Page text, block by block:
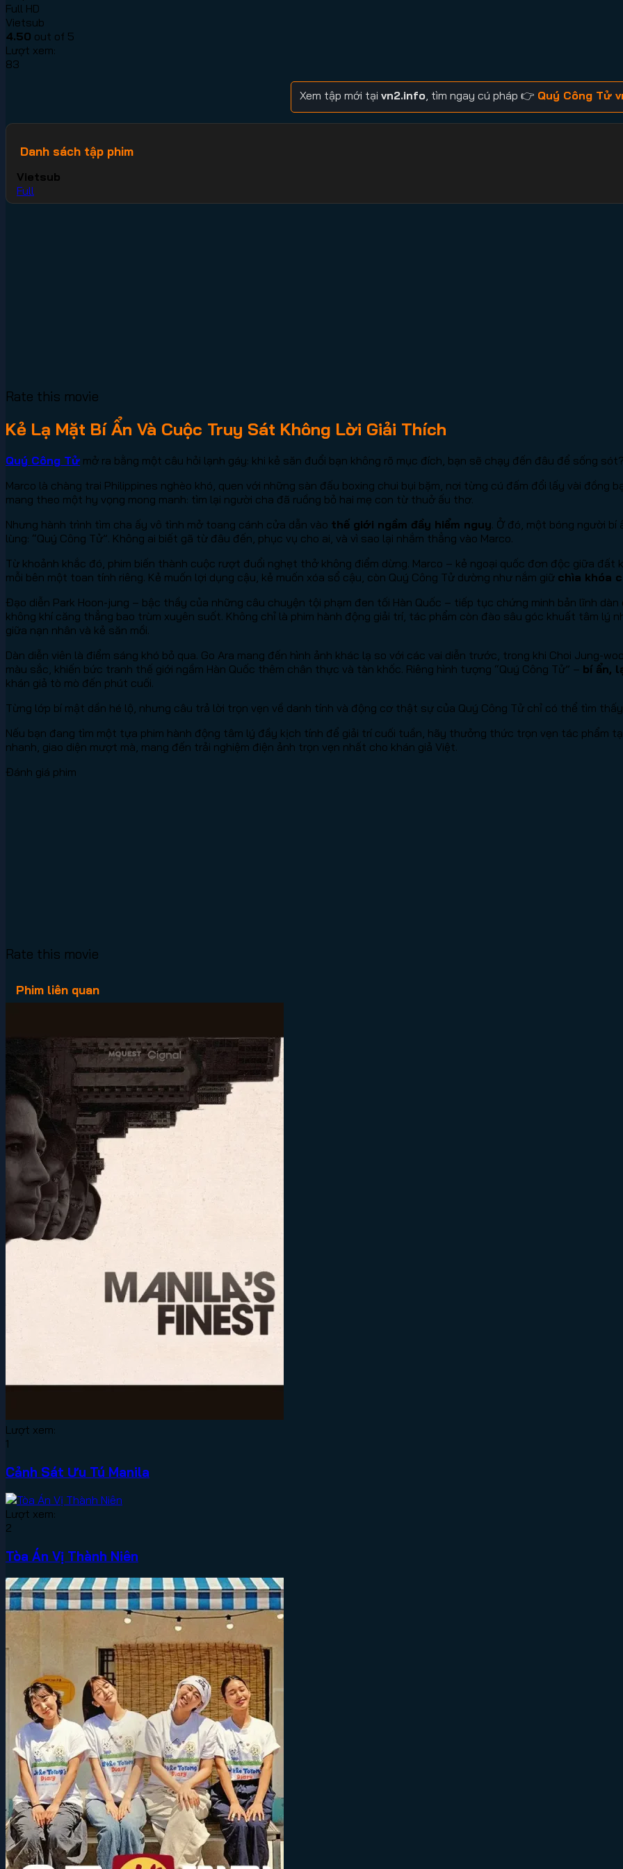
Full HD
Vietsub
4.50 out of 5
Lượt xem:
83
Xem tập mới tại vn2.info , tìm ngay cú pháp 👉 Quý Công Tử
Danh sách tập phim
Vietsub
Full
Rate this movie
Kẻ Lạ Mặt Bí Ẩn Và Cuộc Truy Sát Không Lời Giải Thích
Quý Công Tử mở ra bằng một câu hỏi lạnh gáy: khi kẻ săn đuổi bạn không rõ mục đích, bạn sẽ chạy đến đâu để sống
Marco là chàng trai Philippines nghèo khó, quen với những sàn đấu boxing chui bụi bặm, nơi từng cú đấm đổi lấy vài đồng
mang theo một hy vọng mong manh: tìm lại người cha đã ruồng bỏ hai mẹ con từ thuở ấu thơ.
Nhưng hành trình tìm cha ấy vô tình mở toang cánh cửa dẫn vào thế giới ngầm đầy hiểm nguy. Ở đó, một bóng người
lùng: “Quý Công Tử”. Không ai biết gã từ đâu đến, phục vụ cho ai, và vì sao lại nhắm thẳng vào Marco.
Từ khoảnh khắc đó, phim biến thành cuộc rượt đuổi nghẹt thở không điểm dừng. Marco – kẻ ngoại quốc đơn độc giữa
mỗi bên một toan tính riêng. Kẻ muốn lợi dụng cậu, kẻ muốn xóa sổ cậu, còn Quý Công Tử dường như nắm giữ chìa khóa
Đạo diễn Park Hoon-jung – bậc thầy của những câu chuyện tội phạm đen tối Hàn Quốc – tiếp tục chứng minh bản lĩnh
không khí căng thẳng bao trùm xuyên suốt. Không chỉ là phim hành động giải trí, tác phẩm còn đào sâu góc khuất tâm lý
giữa nạn nhân và kẻ săn mồi.
Dàn diễn viên là điểm sáng khó bỏ qua. Go Ara mang đến hình ảnh khác lạ so với các vai diễn trước, trong khi Choi Jung-
màu sắc, khiến bức tranh thế giới ngầm Hàn Quốc thêm chân thực và tàn khốc. Riêng hình tượng “Quý Công Tử” – bí ẩn,
khán giả tò mò đến phút cuối.
Từng lớp bí mật dần hé lộ, nhưng câu trả lời trọn vẹn về danh tính và động cơ thật sự của Quý Công Tử chỉ có thể tìm
Nếu bạn đang tìm một tựa phim hành động tâm lý đầy kịch tính để giải trí cuối tuần, hãy thưởng thức trọn vẹn tác phẩm
nhanh, giao diện mượt mà, mang đến trải nghiệm điện ảnh trọn vẹn nhất cho khán giả Việt.
Đánh giá phim
Rate this movie
Phim liên quan
Lượt xem:
1
Cảnh Sát Ưu Tú Manila
Lượt xem:
2
Tòa Án Vị Thành Niên